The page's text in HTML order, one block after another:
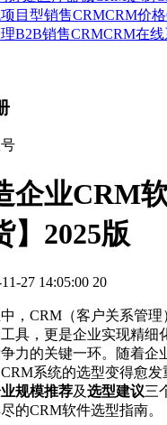
项目型销售CRMCRM价格
B2B销售CRMCRM在
企业CRM
】2025版
27 14:05:00 20
，CRM（客户关系管
具，更是企业实现精细
力的关键一环。随着企
系统的选型变得愈发
规模推荐及选型建议三
的CRM软件选型指南。